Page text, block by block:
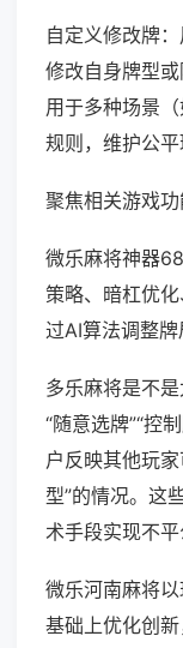
自定义修改牌
修改自身牌型
用于多种场景
规则，维护公平
聚焦相关游戏功
微乐麻将神器
策略、暗杠优
过AI算法调整牌
多乐麻将是不
“随意选牌”“控
户反映其他玩
型”的情况。这
术手段实现不平
微乐河南麻将
基础上优化创